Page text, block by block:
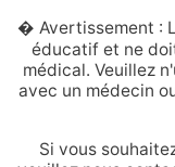
� Avertissement :
éducatif et ne
médical. Veuillez
avec un médecin
Si vous